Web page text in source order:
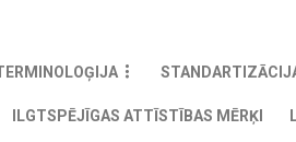
ILGTSPĒJĪGAS ATTĪSTĪBAS MĒRĶI